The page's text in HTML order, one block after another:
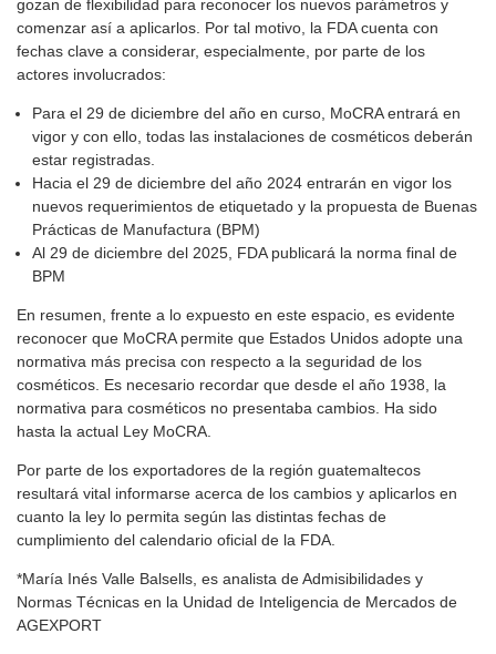
gozan de flexibilidad para reconocer los nuevos parámetros y
comenzar así a aplicarlos. Por tal motivo, la FDA cuenta con
fechas clave a considerar, especialmente, por parte de los
actores involucrados:
Para el 29 de diciembre del año en curso, MoCRA entrará en
vigor y con ello, todas las instalaciones de cosméticos deberán
estar registradas.
Hacia el 29 de diciembre del año 2024 entrarán en vigor los
nuevos requerimientos de etiquetado y la propuesta de Buenas
Prácticas de Manufactura (BPM)
Al 29 de diciembre del 2025, FDA publicará la norma final de
BPM
En resumen, frente a lo expuesto en este espacio, es evidente
reconocer que MoCRA permite que Estados Unidos adopte una
normativa más precisa con respecto a la seguridad de los
cosméticos. Es necesario recordar que desde el año 1938, la
normativa para cosméticos no presentaba cambios. Ha sido
hasta la actual Ley MoCRA.
Por parte de los exportadores de la región guatemaltecos
resultará vital informarse acerca de los cambios y aplicarlos en
cuanto la ley lo permita según las distintas fechas de
cumplimiento del calendario oficial de la FDA.
*María Inés Valle Balsells, es analista de Admisibilidades y
Normas Técnicas en la Unidad de Inteligencia de Mercados de
AGEXPORT